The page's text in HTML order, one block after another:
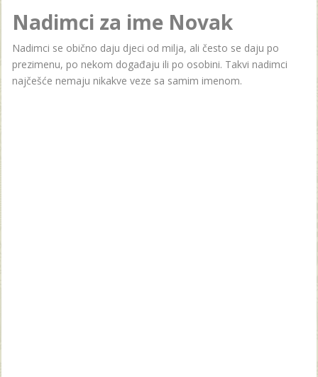
Nadimci za ime Novak
Nadimci se obično daju djeci od milja, ali često se daju po
prezimenu, po nekom događaju ili po osobini. Takvi nadimci
najčešće nemaju nikakve veze sa samim imenom.